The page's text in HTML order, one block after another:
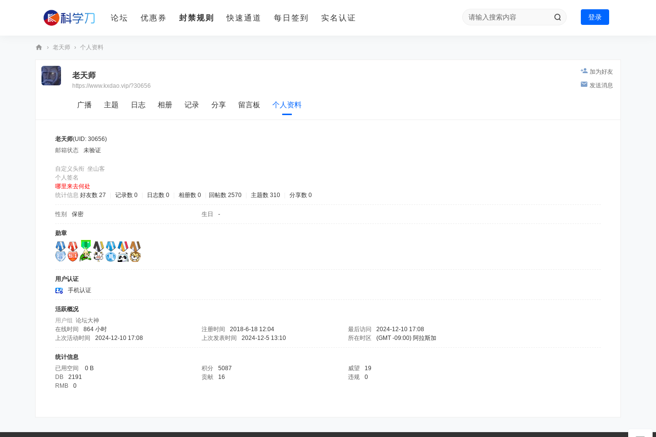
论坛 优惠券 封禁规则 快速通道 每日签到 实名认证 登录
学
› 老天师 › 个人资料
加为好友
发送消息
老天师
https://www.kxdao.vip/?30656
广播 主题 日志 相册 记录 分享 留言板 个人资料
老天师(UID: 30656)
邮箱状态
未验证
自定义头衔 坐山客
个人签名
哪里来去何处
统计信息 好友数 27 记录数 0 日志数 0 相册数 0 回帖数 2570 主题数 310 分享数 0
性别 保密 生日 -
勋章
用户认证
手机认证
活跃概况
用户组 论坛大神
在线时间
864 小时 注册时间 2018-6-18 12:04 最后访问
2024-12-10 17:08
上次活动时间
2024-12-10 17:08 上次发表时间 2024-12-5 13:10 所在时区 (GMT -09:00) 阿拉斯加
统计信息
已用空间
0 B 积分 5087 威望
19
DB
2191 贡献 16 违规
0
RMB
0